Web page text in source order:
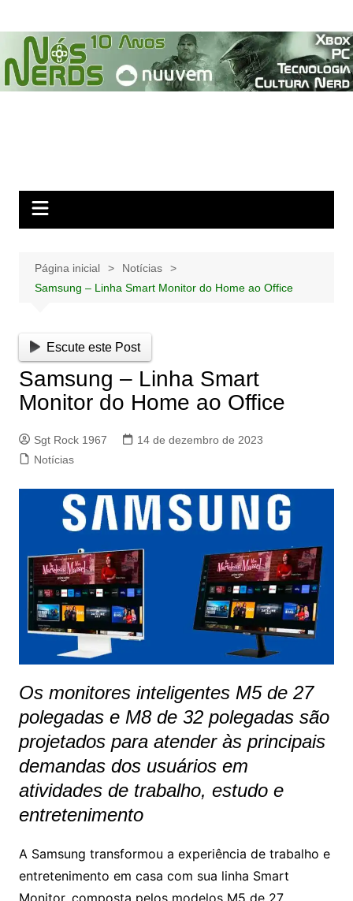
para
conteúdo
Página inicial
Notícias
Samsung – Linha Smart Monitor do Home ao Office
Escute este Post
Samsung – Linha Smart
Monitor do Home ao Office
Sgt Rock 1967
14 de dezembro de 2023
Notícias
Os monitores inteligentes M5 de 27
polegadas e M8 de 32 polegadas são
projetados para atender às principais
demandas dos usuários em
atividades de trabalho, estudo e
entretenimento
A Samsung transformou a experiência de trabalho e
entretenimento em casa com sua linha Smart
Monitor, composta pelos modelos M5 de 27